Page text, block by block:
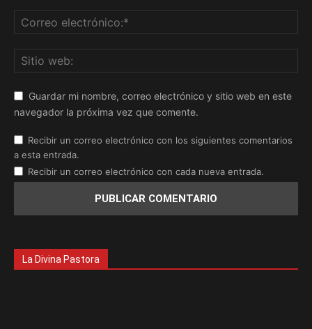
Guardar mi nombre, correo electrónico y sitio web en este
navegador la próxima vez que comente.
Recibir un correo electrónico con los siguientes comentarios
a esta entrada.
Recibir un correo electrónico con cada nueva entrada.
La Divina Pastora